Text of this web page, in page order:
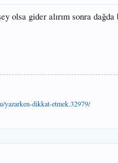
olsa gider alırım sonra
yazarken-dikkat-etmek.32979/